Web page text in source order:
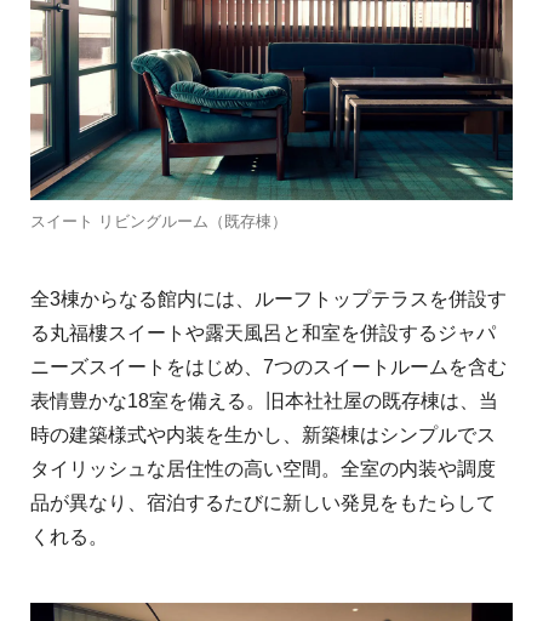
スイート リビングルーム（既存棟）
全3棟からなる館内には、ルーフトップテラスを併設す
る丸福樓スイートや露天風呂と和室を併設するジャパ
ニーズスイートをはじめ、7つのスイートルームを含む
表情豊かな18室を備える。旧本社社屋の既存棟は、当
時の建築様式や内装を生かし、新築棟はシンプルでス
タイリッシュな居住性の高い空間。全室の内装や調度
品が異なり、宿泊するたびに新しい発見をもたらして
くれる。